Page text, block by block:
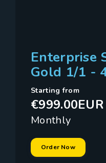
Enterprise
Gold 1/1 -
Starting from
€999.00EUR
Monthly
Order Now